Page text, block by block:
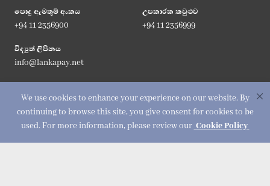
We use cookies to enhance your experience on our website. By
continuing to browse this site, you give consent for cookies to be
used. For more information, please review our Cookie Policy
පොදු ඇමතුම් අංකය
+94 11 2356900
උපකාරක කවුළුව
+94 11 2356999
විද්‍යුත් ලිපිනය
info@lankapay.net
අප සමග එක්වන්න :